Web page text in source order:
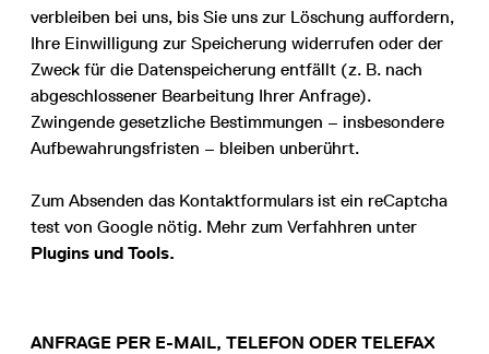
verbleiben bei uns, bis Sie uns zur Löschung auffordern,
Ihre Einwilligung zur Speicherung widerrufen oder der
Zweck für die Datenspeicherung entfällt (z. B. nach
abgeschlossener Bearbeitung Ihrer Anfrage).
Zwingende gesetzliche Bestimmungen – insbesondere
Aufbewahrungsfristen – bleiben unberührt.
Zum Absenden das Kontaktformulars ist ein reCaptcha
test von Google nötig. Mehr zum Verfahhren unter
Plugins und Tools.
ANFRAGE PER E-MAIL, TELEFON ODER TELEFAX